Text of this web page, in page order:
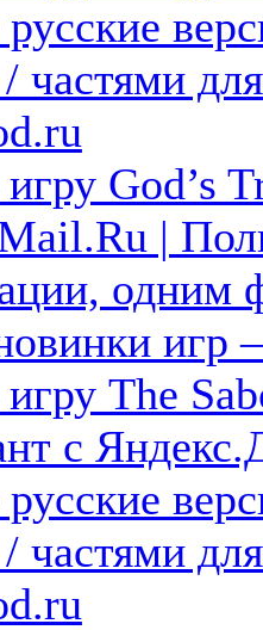
частями
игру God’s
|
одним
игру The
с
частями